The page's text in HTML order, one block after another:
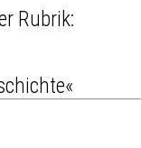
Rubrik: